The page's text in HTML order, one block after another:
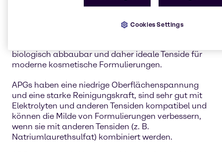
basieren auf natürlichen
biologisch abbaubar und daher ideale Tenside für
moderne kosmetische Formulierungen.
APGs haben eine niedrige Oberflächenspannung
und eine starke Reinigungskraft, sind sehr gut mit
Elektrolyten und anderen Tensiden kompatibel und
können die Milde von Formulierungen verbessern,
wenn sie mit anderen Tensiden (z. B.
Natriumlaurethsulfat) kombiniert werden.
Cookies Settings